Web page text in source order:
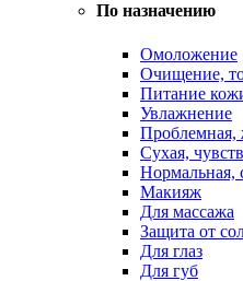
По назначению
Омоложение
Очищение,
Питание
Увлажнение
Проблемная,
Сухая,
Нормальная,
Макияж
Для массажа
Защита от
Для глаз
Для губ